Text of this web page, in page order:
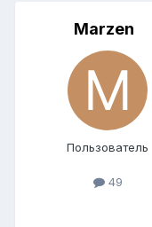
Marzen
Пользователь
49